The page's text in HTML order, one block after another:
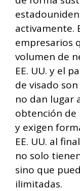
activamente.
empresarios
volumen de
EE. UU. y el
de visado
no dan lugar
obtención de
y exigen
EE. UU. al
no solo
sino que
ilimitadas.